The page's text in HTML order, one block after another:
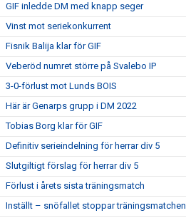
GIF inledde DM med knapp seger
Vinst mot seriekonkurrent
Fisnik Balija klar för GIF
Veberöd numret större på Svalebo IP
3-0-förlust mot Lunds BOIS
Här är Genarps grupp i DM 2022
Tobias Borg klar för GIF
Definitiv serieindelning för herrar div 5
Slutgiltigt förslag för herrar div 5
Förlust i årets sista träningsmatch
Inställt – snöfallet stoppar träningsmatchen